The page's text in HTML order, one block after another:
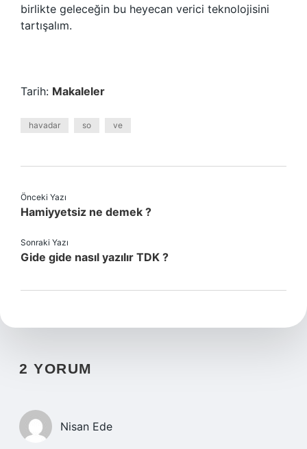
birlikte geleceğin bu heyecan verici teknolojisini
tartışalım.
Tarih: Makaleler
havadar so ve
Önceki Yazı
Hamiyyetsiz ne demek ?
Sonraki Yazı
Gide gide nasıl yazılır TDK ?
2 YORUM
Nisan Ede